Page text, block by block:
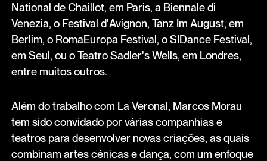
National de Chaillot, em Paris, a Biennale di
Venezia, o Festival d'Avignon, Tanz Im August, em
Berlim, o RomaEuropa Festival, o SIDance Festival,
em Seul, ou o Teatro Sadler's Wells, em Londres,
entre muitos outros.
Além do trabalho com La Veronal, Marcos Morau
tem sido convidado por várias companhias e
teatros para desenvolver novas criações, as quais
combinam artes cénicas e dança, com um enfoque